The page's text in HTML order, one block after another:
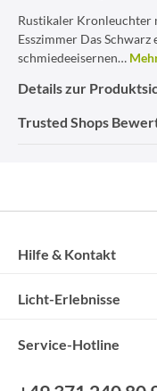
Rustikaler Kronleuchter
Esszimmer Das
schmiedeeisernen…
Details zur
Trusted Shops
Service-Hotline
Hilfe & Kontakt
Licht-Erlebnisse